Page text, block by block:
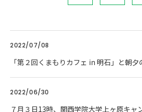
2022/07/08
「第２回くまもりカフェ in 明石」と朝
2022/06/30
７月３日13時、関西学院大学上ヶ原キャ